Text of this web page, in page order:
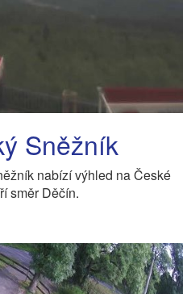
Sněžník
nabízí výhled na České
směr Děčín.